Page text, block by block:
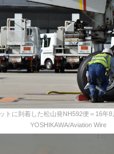
トに到着した松山発NH592便＝16年
YOSHIKAWA/Aviation Wire